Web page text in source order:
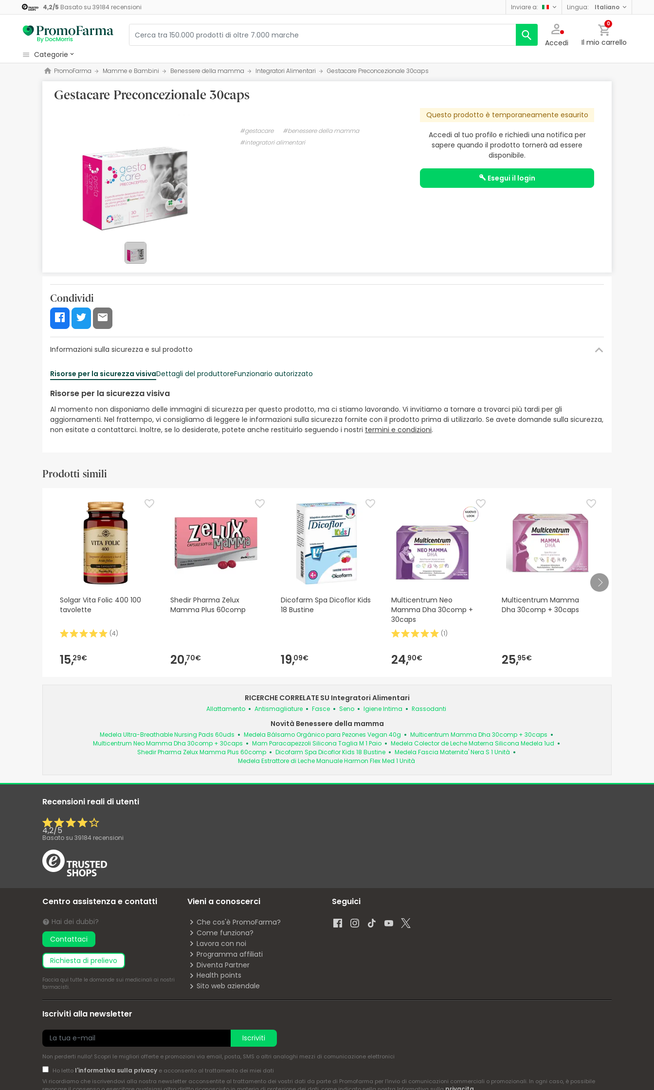
4,2/5 Basato su 39184 recensioni inviare a: lingua: italiano
Accedi
0
Il mio carrello
categorie
Cosmetici e Bellezza
Salute e Benessere
Mamme e Bambini
I più venduti
Health points
PromoFarma Mamme e Bambini Benessere della mamma Integratori Alimentari Gestacare Preconcezionale 30caps
Gestacare Preconcezionale 30caps
Questo prodotto è temporaneamente esaurito
Accedi al tuo profilo e richiedi una notifica per
sapere quando il prodotto tornerà ad essere
disponibile.
esegui il login
#gestacare
#benessere della mamma
#integratori alimentari
Condividi
Informazioni sulla sicurezza e sul prodotto
Risorse per la sicurezza visivaDettagli del produttoreFunzionario autorizzato
Risorse per la sicurezza visiva
Al momento non disponiamo delle immagini di sicurezza per questo prodotto, ma ci stiamo lavorando. Vi invitiamo a tornare a trovarci più tardi per gli
aggiornamenti. Nel frattempo, vi consigliamo di leggere le informazioni sulla sicurezza fornite con il prodotto prima di utilizzarlo. Se avete domande sulla sicurezza,
non esitate a contattarci. Inoltre, se lo desiderate, potete anche restituirlo seguendo i nostri termini e condizioni.
Prodotti simili
Solgar Vita Folic 400 100
tavolette
(4)
15,29€
Shedir Pharma Zelux
Mamma Plus 60comp
20,70€
Dicofarm Spa Dicoflor Kids
18 Bustine
19,09€
Multicentrum Neo
Mamma Dha 30comp +
30caps
(1)
24,90€
Multicentrum Mamma
Dha 30comp + 30caps
25,95€
RICERCHE CORRELATE SU Integratori Alimentari
Allattamento Antismagliature Fasce Seno Igiene Intima Rassodanti
Novità Benessere della mamma
Medela Ultra-Breathable Nursing Pads 60uds Medela Bálsamo Orgánico para Pezones Vegan 40g
Multicentrum Mamma Dha 30comp + 30caps
Multicentrum Neo Mamma Dha 30comp + 30caps
Mam Paracapezzoli Silicona Taglia M 1 Paio
Medela Colector de Leche Materna Silicona Medela 1ud
Shedir Pharma Zelux Mamma Plus 60comp
Dicofarm Spa Dicoflor Kids 18 Bustine
Medela Fascia Maternita' Nera S 1 Unità
Medela Estrattore di Leche Manuale Harmon Flex Med 1 Unità
Recensioni reali di utenti
4,2/5
Basato su 39184 recensioni
Centro assistenza e contatti
Hai dei dubbi?
Contattaci
richiesta di prelievo
Faccia qui tutte le domande sui medicinali ai nostri
farmacisti.
Vieni a conoscerci
Che cos'è PromoFarma?
Come funziona?
Lavora con noi
Programma affiliati
Diventa Partner
Health points
Sito web aziendale
Seguici
Iscriviti alla newsletter
Iscriviti
Non perderti nulla! Scopri le migliori offerte e promozioni via email, posta, SMS o altri analoghi mezzi di comunicazione elettronici
Ho letto l'informativa sulla privacye acconsento al trattamento dei miei dati
Vi ricordiamo che iscrivendovi alla nostra newsletter acconsentite al trattamento dei vostri dati da parte di Promofarma per l'invio di comunicazioni commerciali o promozionali. In ogni caso, è possibile